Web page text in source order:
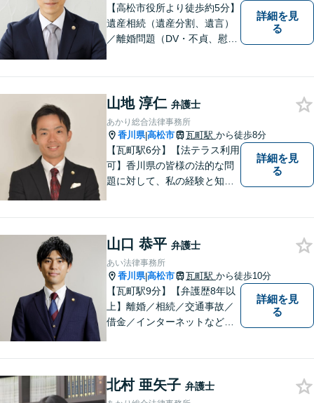
ください。
【高松市役所より徒歩約5分】
遺産相続（遺産分割、遺言）
／離婚問題（DV・不貞、慰謝
供します。
詳細を見
る
山地 淳仁 弁護士
あかり総合法律事務所
香川県|高松市 瓦町駅 から徒歩8分
【瓦町駅6分】【法テラス利用
可】香川県の皆様の法的な問
題に対して、私の経験と知識
い。少しでもお役に立てるよ
う全力でサポートいたしま
す。
詳細を見
る
山口 恭平 弁護士
あい法律事務所
香川県|高松市 瓦町駅 から徒歩10分
【瓦町駅9分】【弁護歴8年以
上】離婚／相続／交通事故／
借金／インターネットなど幅
皆様にとって最善の解決を模
索します。まずはお気軽にご
詳細を見
る
北村 亜矢子 弁護士